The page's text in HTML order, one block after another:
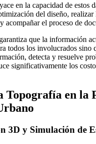
en la capacidad de estos
del diseño,
acompañar el proceso de
que la información
todos los involucrados sino
detecta y resuelve
significativamente los
Topografía en la
3D y Simulación de